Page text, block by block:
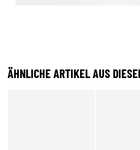
ÄHNLICHE ARTIKEL AUS